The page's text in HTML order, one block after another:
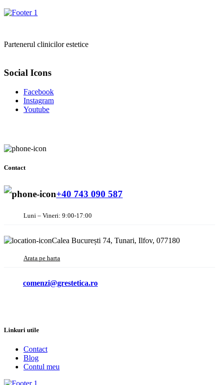
Partenerul clinicilor estetice
Social Icons
Facebook
Instagram
Youtube
Contact
+40 743 090 587
Luni – Vineri: 9:00-17:00
Calea București 74, Tunari, Ilfov, 077180
Arata pe harta
comenzi@grestetica.ro
Linkuri utile
Contact
Blog
Contul meu